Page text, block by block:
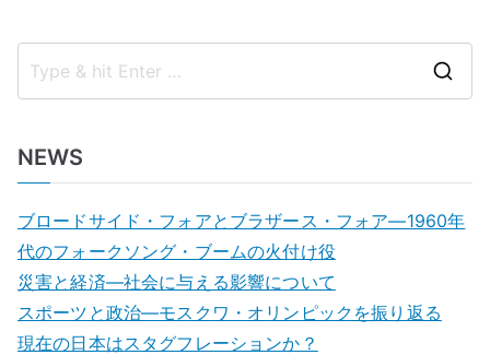
NEWS
ブロードサイド・フォアとブラザース・フォア―1960年
代のフォークソング・ブームの火付け役
災害と経済―社会に与える影響について
スポーツと政治―モスクワ・オリンピックを振り返る
現在の日本はスタグフレーションか？